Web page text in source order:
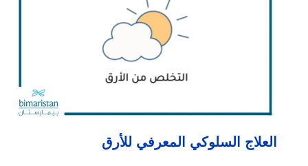
العلاج السلوكي المعرفي للأرق